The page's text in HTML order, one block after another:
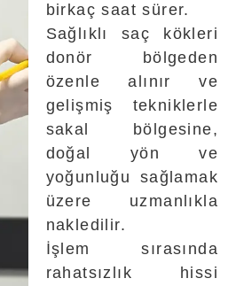
birkaç saat sürer.
Sağlıklı saç kökleri
donör bölgeden
özenle alınır ve
gelişmiş tekniklerle
sakal bölgesine,
doğal yön ve
yoğunluğu sağlamak
üzere uzmanlıkla
nakledilir.
İşlem sırasında
rahatsızlık hissi